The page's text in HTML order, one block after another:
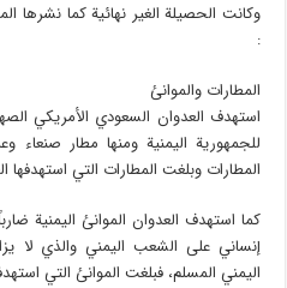
وكانت الحصيلة الغير نهائية كما نشرها
:
المطارات والموانئ
استهدف العدوان السعودي الأمريكي
للجمهورية اليمنية ومنها مطار صنعاء
المطارات وبلغت المطارات التي استهدفها العدوان 10
كما استهدف العدوان الموانئ اليمنية
إنساني على الشعب اليمني والذي لا
اليمني المسلم، فبلغت الموانئ التي استهدفها